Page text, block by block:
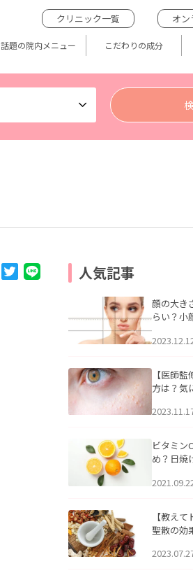
クリニック一覧 オ
話題の院内メニュー こだわりの成分
人気記事
顔の大き
らい？小
【医師
方は？気
アについ
ビタミン
め？日焼
【教え
聖散の効